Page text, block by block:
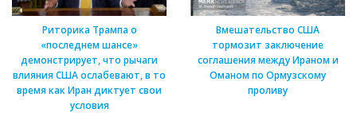
Риторика Трампа о
«последнем шансе»
демонстрирует, что рычаги
влияния США ослабевают, в то
время как Иран диктует свои
условия
Вмешательство США
тормозит заключение
соглашения между Ираном и
Оманом по Ормузскому
проливу